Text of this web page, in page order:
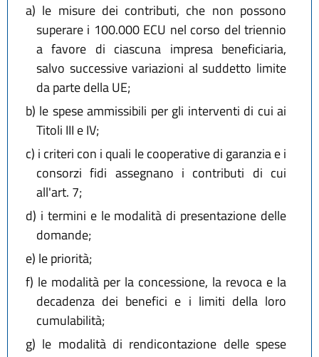
a) le misure dei contributi, che non possono
superare i 100.000 ECU nel corso del triennio
a favore di ciascuna impresa beneficiaria,
salvo successive variazioni al suddetto limite
da parte della UE;
b) le spese ammissibili per gli interventi di cui ai
Titoli III e IV;
c) i criteri con i quali le cooperative di garanzia e i
consorzi fidi assegnano i contributi di cui
all'art. 7;
d) i termini e le modalità di presentazione delle
domande;
e) le priorità;
f) le modalità per la concessione, la revoca e la
decadenza dei benefici e i limiti della loro
cumulabilità;
g) le modalità di rendicontazione delle spese